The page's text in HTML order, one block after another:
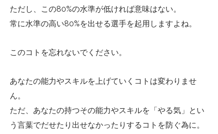
ただし、この80%の水準が低ければ意味はない。
常に水準の高い80%を出せる選手を起用しますよね。
このコトを忘れないでください。
あなたの能力やスキルを上げていくコトは変わりませ
ん。
ただ、あなたの持つその能力やスキルを「やる気」とい
う言葉でだせたり出せなかったりするコトを防ぐ為に。